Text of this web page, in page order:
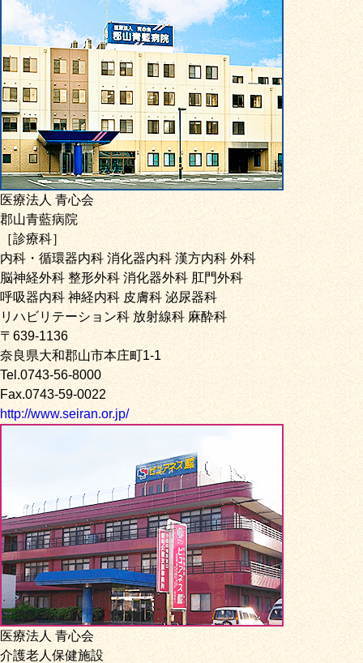
医療法人 青心会
郡山青藍病院
［診療科］
内科・循環器内科 消化器内科 漢方内科 外科
脳神経外科 整形外科 消化器外科 肛門外科
呼吸器内科 神経内科 皮膚科 泌尿器科
リハビリテーション科 放射線科 麻酔科
〒639-1136
奈良県大和郡山市本庄町1-1
Tel.0743-56-8000
Fax.0743-59-0022
http://www.seiran.or.jp/
医療法人 青心会
介護老人保健施設